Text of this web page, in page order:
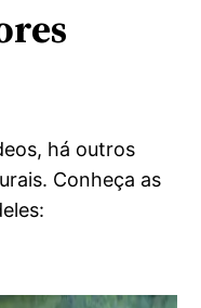
há outros
Conheça as